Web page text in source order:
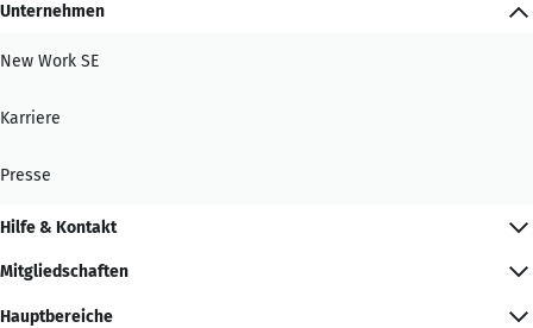
Unternehmen
New Work SE
Karriere
Presse
Hilfe & Kontakt
Mitgliedschaften
Hauptbereiche